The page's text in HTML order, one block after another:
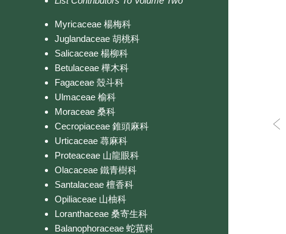
Myricaceae 楊梅科
Juglandaceae 胡桃科
Salicaceae 楊柳科
Betulaceae 樺木科
Fagaceae 殼斗科
Ulmaceae 榆科
Moraceae 桑科
Cecropiaceae 錐頭麻科
Urticaceae 蕁麻科
Proteaceae 山龍眼科
Olacaceae 鐵青樹科
Santalaceae 檀香科
Opiliaceae 山柚科
Loranthaceae 桑寄生科
Balanophoraceae 蛇菰科